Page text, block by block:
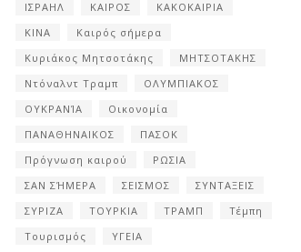
ΙΣΡΑΗΛ
ΚΑΙΡΟΣ
ΚΑΚΟΚΑΙΡΙΑ
ΚΙΝΑ
Καιρός σήμερα
Κυριάκος Μητσοτάκης
ΜΗΤΣΟΤΑΚΗΣ
Ντόναλντ Τραμπ
ΟΛΥΜΠΙΑΚΟΣ
ΟΥΚΡΑΝΊΑ
Οικονομία
ΠΑΝΑΘΗΝΑΙΚΟΣ
ΠΑΣΟΚ
Πρόγνωση καιρού
ΡΩΣΙΑ
ΣΑΝ ΣΉΜΕΡΑ
ΣΕΙΣΜΟΣ
ΣΥΝΤΑΞΕΙΣ
ΣΥΡΙΖΑ
ΤΟΥΡΚΙΑ ΤΡΑΜΠ
Τέμπη
Τουρισμός
ΥΓΕΙΑ